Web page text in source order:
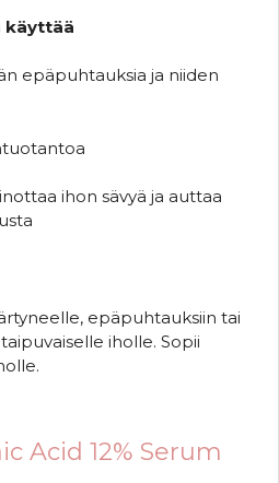
käyttää
epäpuhtauksia ja niiden
ihon sävyä ja auttaa
epäpuhtauksiin tai
iholle. Sopii
Acid 12% Serum